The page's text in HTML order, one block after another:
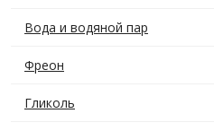
Вода и водяной пар
Фреон
Гликоль